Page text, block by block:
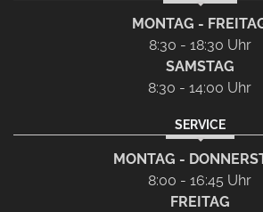
MONTAG -
8:30 - 18:30 Uhr
SAMSTAG
8:30 - 14:00 Uhr
SERVICE
MONTAG -
8:00 - 16:45 Uhr
FREITAG